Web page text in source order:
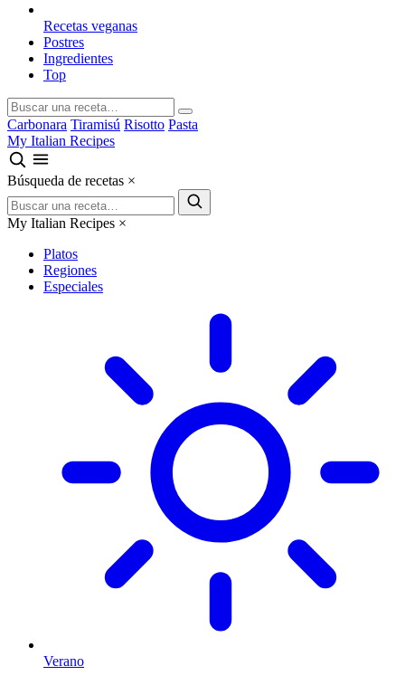
Recetas veganas
Postres
Ingredientes
Top
Carbonara Tiramisú Risotto Pasta
My Italian Recipes
Búsqueda de recetas ×
My Italian Recipes ×
Platos
Regiones
Especiales
Verano